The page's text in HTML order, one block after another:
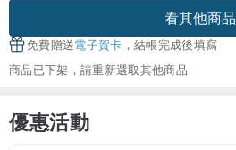
看其他商品
免費贈送電子賀卡 ，結帳完成後填寫
商品已下架，請重新選取其他商品
優惠活動